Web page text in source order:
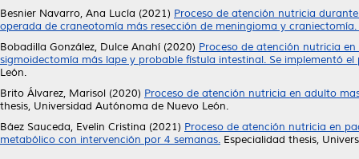
Besnier Navarro, Ana Lucía (2021) Proceso de atención nutricia
operada de craneotomía más resección de meningioma y craniectomía.
Bobadilla González, Dulce Anahí (2020) Proceso de atención nutricia
sigmoidectomía más lape y probable fístula intestinal. Se implementó
León.
Brito Álvarez, Marisol (2020) Proceso de atención nutricia en adulto
thesis, Universidad Autónoma de Nuevo León.
Báez Sauceda, Evelin Cristina (2021) Proceso de atención nutricia en
metabólico con intervención por 4 semanas. Especialidad thesis,